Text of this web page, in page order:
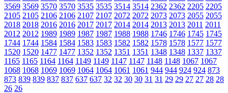
3569 3569 3570 3570 3535 3535 3514 3514 2362 2362 2205 2205
2105 2105 2106 2106 2107 2107 2072 2072 2073 2073 2055 2055
2018 2018 2016 2016 2017 2017 2014 2014 2013 2013 2011 2011
2012 2012 1989 1989 1987 1987 1988 1988 1746 1746 1745 1745
1744 1744 1584 1584 1583 1583 1582 1582 1578 1578 1577 1577
1520 1520 1477 1477 1352 1352 1351 1351 1348 1348 1337 1337
1165 1165 1164 1164 1149 1149 1147 1147 1148 1148 1067 1067
1068 1068 1069 1069 1064 1064 1061 1061 944 944 924 924 873
873 839 839 837 837 637 637 32 32 30 30 31 31 29 29 27 27 28 28
26 26